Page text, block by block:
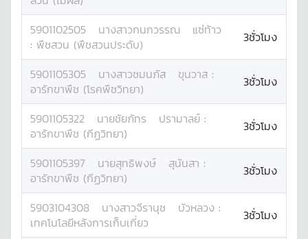
5901102505 นางสาวกนกวรรณ
แซ่ท้าว
: พืชสวน (พืชสวนประดับ) 3ชั่วโมง
5901105305 นางสาวชมนภัส ขุนวาส :
อารักขาพืช (โรคพืชวิทยา)
3ชั่วโมง
5901105322 นายชัยภัทร ปรามาลย์ :
อารักขาพืช (กีฏวิทยา)
3ชั่วโมง
5901105397 นายสุทธิพงษ์ สุนันสา :
อารักขาพืช (กีฏวิทยา)
3ชั่วโมง
5903104308 นางสาวจีรานุช บัวหลวง :
เทคโนโลยีหลังการเก็บเกี่ยว
3ชั่วโมง